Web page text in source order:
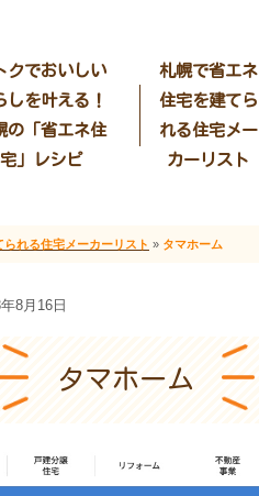
クでおいしい
しを叶える！
の「省エネ住
宅」レシピ
札幌で省エネ
住宅を建てら
れる住宅メー
カーリスト
れる住宅メーカーリスト » タマホーム
8月16日
タマホーム